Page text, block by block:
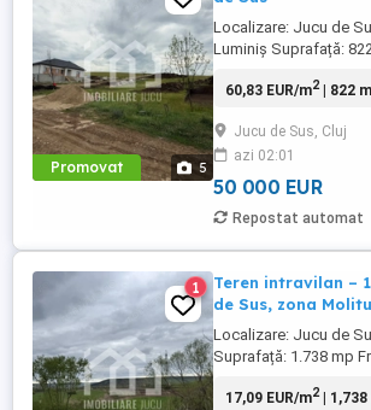
Promovat 5
Localizare: Jucu de
Luminiș Suprafață:
individuală
proprietății: apă, gaz,
✅ Necesită doar
existente ✅ Acces facil
60,83 EUR/m2| 822 m
Jucu de Sus, Cluj
azi 02:01
50 000 EUR
Repostat automat
1
Teren intravilan –
de Sus, zona
Localizare: Jucu de
Suprafață: 1.738 mp
situat la intrarea in
17,09 EUR/m2| 1,738